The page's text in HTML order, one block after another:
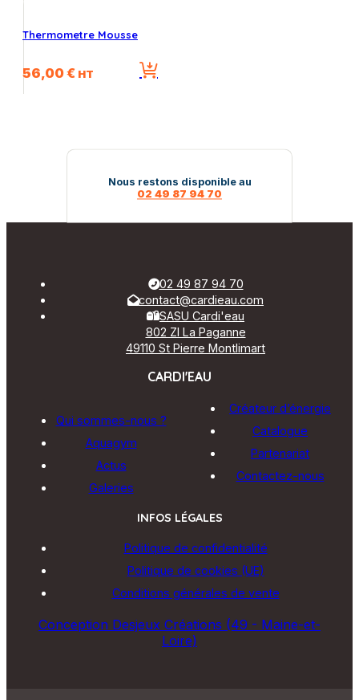
Thermometre Mousse
56,00€ HT
Nous restons disponible au
02 49 87 94 70
02 49 87 94 70
contact@cardieau.com
SASU Cardi'eau
802 ZI La Paganne
49110 St Pierre Montlimart
CARDI'EAU
Qui sommes-nous ?
Aquagym
Actus
Galeries
Créateur d’énergie
Catalogue
Partenariat
Contactez-nous
INFOS LÉGALES
Politique de confidentialité
Politique de cookies (UE)
Conditions générales de vente
Conception Desjeux Créations (49 - Maine-et-
Loire)